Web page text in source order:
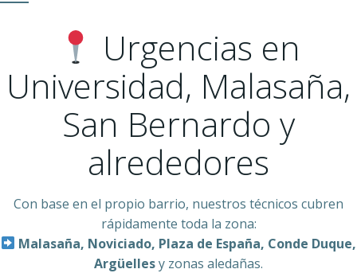
Urgencias en
Universidad, Malasaña,
San Bernardo y
alrededores
Con base en el propio barrio, nuestros técnicos cubren
rápidamente toda la zona:
Malasaña, Noviciado, Plaza de España, Conde Duque,
Argüellesy zonas aledañas.